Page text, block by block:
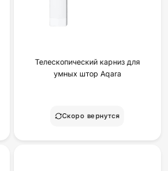
Телескопический карниз для
умных штор Aqara
Скоро вернутся